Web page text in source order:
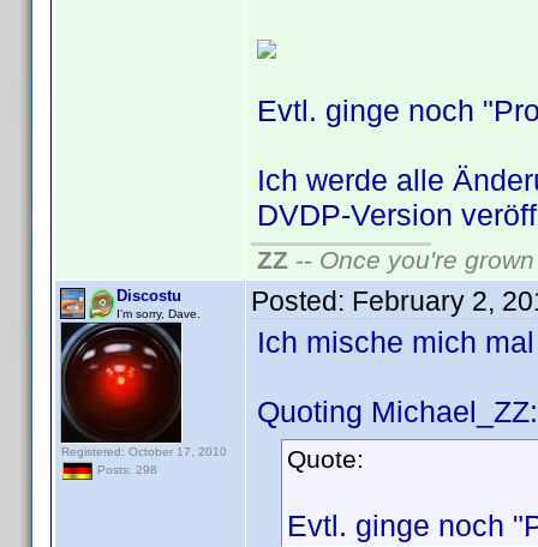
Evtl. ginge noch
Ich werde alle
DVDP-Version
ZZ -- Once you're
Discostu
I'm sorry, Dave.
Registered: October 17, 2010
Posts: 298
Posted: February 2,
Ich mische mich
Quoting Michael_ZZ:
Quote:
Evtl. ginge noch